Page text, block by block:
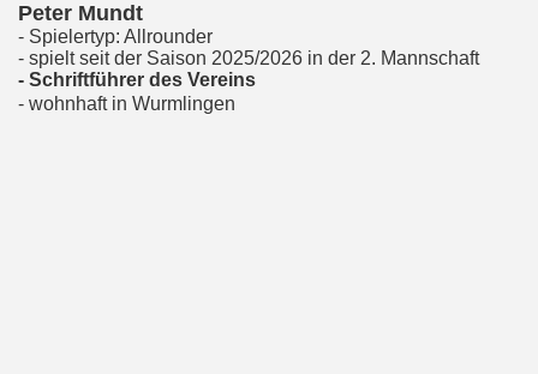
Peter Mundt
- Spielertyp: Allrounder
- spielt seit der Saison 2025/2026 in der 2. Mannschaft
- Schriftführer des Vereins
- wohnhaft in Wurmlingen